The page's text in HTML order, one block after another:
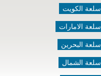
سلعة الكويت
سلعة الامارات
سلعة البحرين
سلعة الشمال